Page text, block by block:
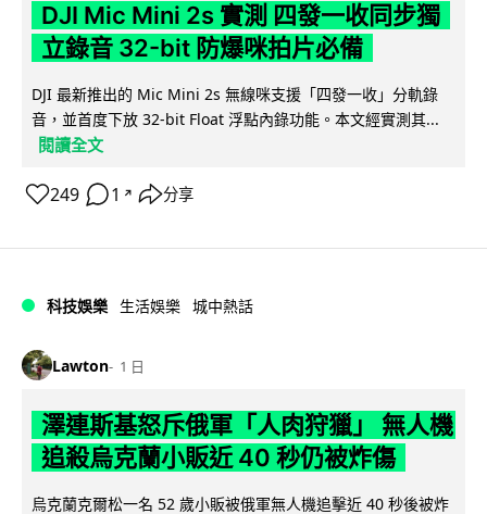
DJI Mic Mini 2s 實測 四發一收同步獨
立錄音 32-bit 防爆咪拍片必備
DJI 最新推出的 Mic Mini 2s 無線咪支援「四發一收」分軌錄
音，並首度下放 32-bit Float 浮點內錄功能。本文經實測其...
閱讀全文
249 1 ↗ 分享
科技娛樂 生活娛樂 城中熱話
Lawton 1 日
澤連斯基怒斥俄軍「人肉狩獵」 無人機
追殺烏克蘭小販近 40 秒仍被炸傷
烏克蘭克爾松一名 52 歲小販被俄軍無人機追擊近 40 秒後被炸